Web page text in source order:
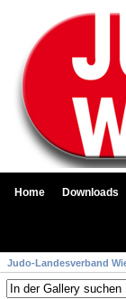
Home Downloads
Judo-Landesverband